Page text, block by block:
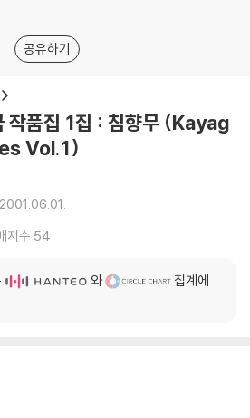
공유하기
작품집 1집 : 침향무 (Kayag
Vol.1)
2001.06.01.
지수 54
와
집계에